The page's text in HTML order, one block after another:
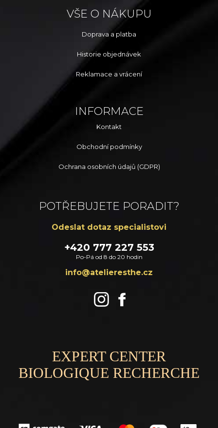
VŠE O NÁKUPU
Doprava a platba
Historie objednávek
Reklamace a vrácení
INFORMACE
Kontakt
Obchodní podmínky
Ochrana osobních údajů (GDPR)
POTŘEBUJETE PORADIT?
Odeslat dotaz specialistovi
+420 777 227 553
Po-Pá od 8 do 20 hodin
zc.ehtsereileta@ofni
EXPERT CENTER
BIOLOGIQUE RECHERCHE